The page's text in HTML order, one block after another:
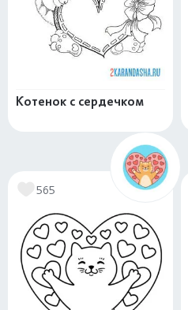
Котенок с сердечком
565